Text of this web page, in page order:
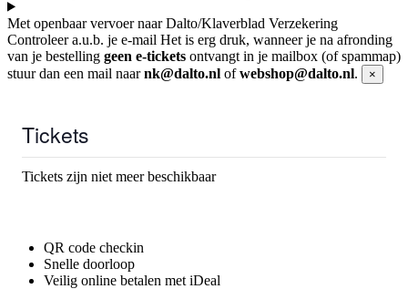
Met openbaar vervoer naar Dalto/Klaverblad Verzekering
Controleer a.u.b. je e-mail Het is erg druk, wanneer je na afronding
van je bestelling geen e-tickets ontvangt in je mailbox (of spammap)
stuur dan een mail naarnk@dalto.nl ofwebshop@dalto.nl. ×
Tickets
Tickets zijn niet meer beschikbaar
QR code checkin
Snelle doorloop
Veilig online betalen met iDeal